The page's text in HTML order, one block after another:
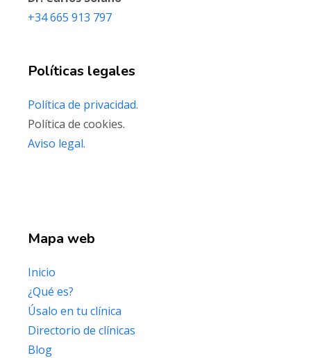
‭+34 665 913 797‬
Políticas legales
Política de privacidad.
Política de cookies.
Aviso legal.
Mapa web
Inicio
¿Qué es?
Úsalo en tu clínica
Directorio de clínicas
Blog